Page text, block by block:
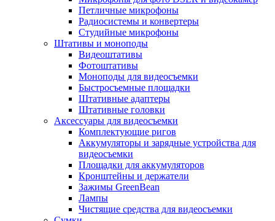
Петличные микрофоны
Радиосистемы и конвертеры
Студийные микрофоны
Штативы и моноподы
Видеоштативы
Фотоштативы
Моноподы для видеосъемки
Быстросъемные площадки
Штативные адаптеры
Штативные головки
Аксессуары для видеосъемки
Комплектующие ригов
Аккумуляторы и зарядные устройства для
видеосъемки
Площадки для аккумуляторов
Кронштейны и держатели
Зажимы GreenBean
Лампы
Чистящие средства для видеосъемки